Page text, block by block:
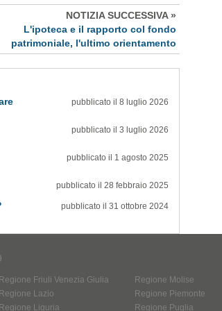
NOTIZIA SUCCESSIVA »
L'ipoteca e il rapporto col fondo
patrimoniale, l'ultimo orientamento
pubblicato il 8 luglio 2026
pubblicato il 3 luglio 2026
pubblicato il 1 agosto 2025
pubblicato il 28 febbraio 2025
pubblicato il 31 ottobre 2024
Regione Friuli Venezia Giulia
Regione Lazio
Regione Liguria
Regione Molise
Regione Piemonte
Regione Puglia